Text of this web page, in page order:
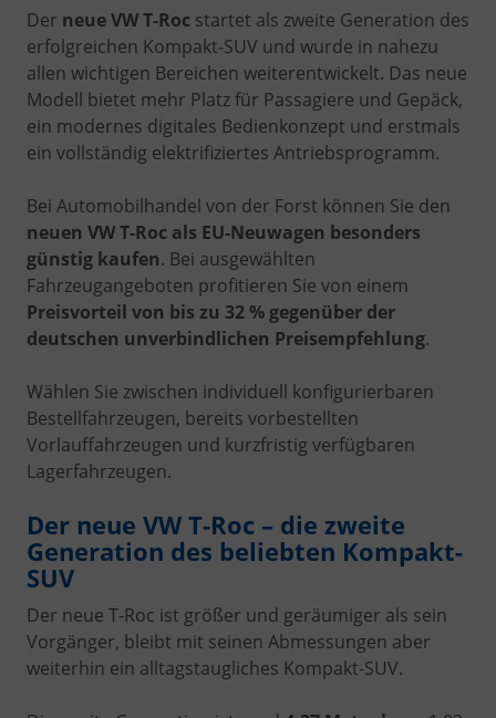
Der neue VW T-Roc startet als zweite Generation des
erfolgreichen Kompakt-SUV und wurde in nahezu
allen wichtigen Bereichen weiterentwickelt. Das neue
Modell bietet mehr Platz für Passagiere und Gepäck,
ein modernes digitales Bedienkonzept und erstmals
ein vollständig elektrifiziertes Antriebsprogramm.
Bei Automobilhandel von der Forst können Sie den
neuen VW T-Roc als EU-Neuwagen besonders
günstig kaufen. Bei ausgewählten
Fahrzeugangeboten profitieren Sie von einem
Preisvorteil von bis zu 32 % gegenüber der
deutschen unverbindlichen Preisempfehlung.
Wählen Sie zwischen individuell konfigurierbaren
Bestellfahrzeugen, bereits vorbestellten
Vorlauffahrzeugen und kurzfristig verfügbaren
Lagerfahrzeugen.
Der neue VW T-Roc – die zweite
Generation des beliebten Kompakt-
SUV
Der neue T-Roc ist größer und geräumiger als sein
Vorgänger, bleibt mit seinen Abmessungen aber
weiterhin ein alltagstaugliches Kompakt-SUV.